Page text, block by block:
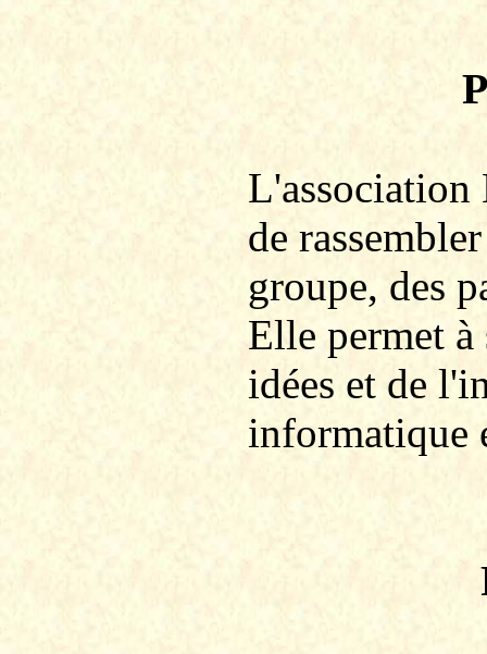
L'association
de
groupe, des
Elle permet à
idées et de
informatique